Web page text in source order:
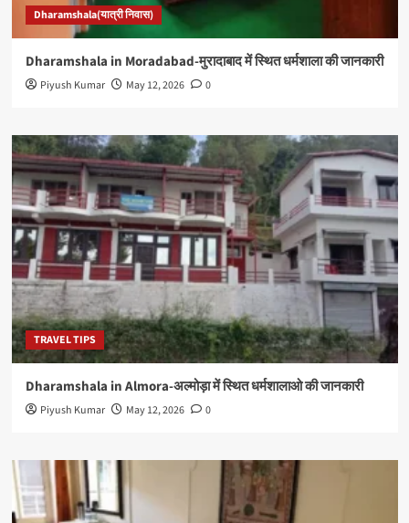
Dharamshala(यात्री निवास)
Dharamshala in Moradabad-मुरादाबाद में स्थित धर्मशाला की जानकारी
Piyush Kumar May 12, 2026 0
TRAVEL TIPS
Dharamshala in Almora-अल्मोड़ा में स्थित धर्मशालाओ की जानकारी
Piyush Kumar May 12, 2026 0